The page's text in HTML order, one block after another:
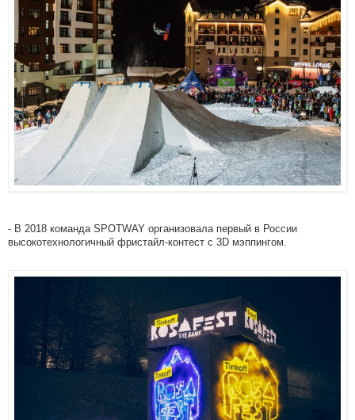
- В 2018 команда SPOTWAY организовала первый в России
высокотехнологичный фристайл-контест с 3D мэппингом.